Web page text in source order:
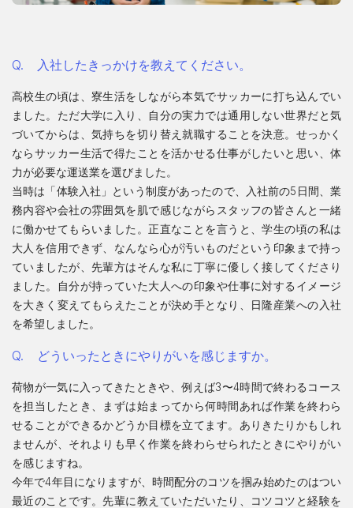
入社したきっかけを教えてください。
高校生の頃は、寮生活をしながら本気でサッカーに打ち込んでい
ました。ただ大学に入り、自分の実力では通用しない世界だと気
づいてからは、気持ちを切り替え就職することを決意。せっかく
ならサッカー生活で得たことを活かせる仕事がしたいと思い、体
力が必要な運送業を選びました。
当時は「体験入社」という制度があったので、入社前の5日間、業
務内容や会社の雰囲気を肌で感じながらスタッフの皆さんと一緒
に働かせてもらいました。正直なことを言うと、学生の頃の私は
大人を信用できず、なんなら心が汚いものだという印象まで持っ
ていましたが、先輩方はそんな私に丁寧に優しく接してくださり
ました。自分が持っていた大人への印象や仕事に対するイメージ
を大きく変えてもらえたことが決め手となり、日隆産業への入社
を希望しました。
どういったときにやりがいを感じますか。
荷物が一気に入ってきたときや、例えば3〜4時間で終わるコース
を担当したとき、まずは始まってから何時間あれば作業を終わら
せることができるかどうか目標を立てます。ありきたりかもしれ
ませんが、それよりも早く作業を終わらせられたときにやりがい
を感じますね。
今年で4年目になりますが、時間配分のコツを掴み始めたのはつい
最近のことです。先輩に教えていただいたり、コツコツと経験を